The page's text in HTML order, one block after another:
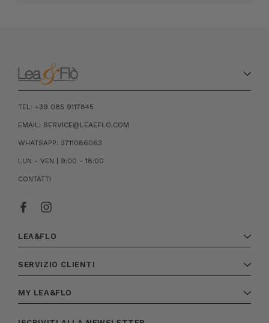
TEL: +39 085 9117845
EMAIL: SERVICE@LEAEFLO.COM
WHATSAPP: 3711086063
LUN - VEN | 9:00 - 18:00
CONTATTI
LEA&FLO
SERVIZIO CLIENTI
MY LEA&FLO